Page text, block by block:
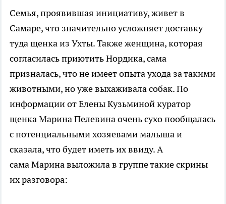
Семья, проявившая инициативу, живет в
Самаре, что значительно усложняет доставку
туда щенка из Ухты. Также женщина, которая
согласилась приютить Нордика, сама
призналась, что не имеет опыта ухода за такими
животными, но уже выхаживала собак. По
информации отЕлены Кузьминойкуратор
щенка Марина Пелевина очень сухо пообщалась
с потенциальными хозяевами малыша и
сказала, что будет иметь их ввиду. А
сама Марина выложила в группе такие скрины
их разговора: